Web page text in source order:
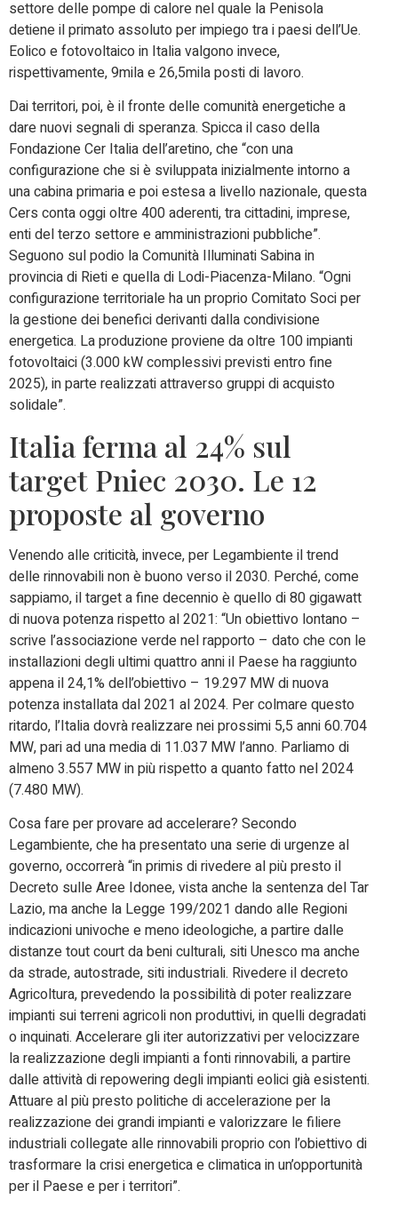
settore delle pompe di calore nel quale la Penisola
detiene il primato assoluto per impiego tra i paesi dell’Ue.
Eolico e fotovoltaico in Italia valgono invece,
rispettivamente, 9mila e 26,5mila posti di lavoro.
Dai territori, poi, è il fronte delle comunità energetiche a
dare nuovi segnali di speranza. Spicca il caso della
Fondazione Cer Italia dell’aretino, che “con una
configurazione che si è sviluppata inizialmente intorno a
una cabina primaria e poi estesa a livello nazionale, questa
Cers conta oggi oltre 400 aderenti, tra cittadini, imprese,
enti del terzo settore e amministrazioni pubbliche”.
Seguono sul podio la Comunità Illuminati Sabina in
provincia di Rieti e quella di Lodi-Piacenza-Milano. “Ogni
configurazione territoriale ha un proprio Comitato Soci per
la gestione dei benefici derivanti dalla condivisione
energetica. La produzione proviene da oltre 100 impianti
fotovoltaici (3.000 kW complessivi previsti entro fine
2025), in parte realizzati attraverso gruppi di acquisto
solidale”.
Italia ferma al 24% sul
target Pniec 2030. Le 12
proposte al governo
Venendo alle criticità, invece, per Legambiente il trend
delle rinnovabili non è buono verso il 2030. Perché, come
sappiamo, il target a fine decennio è quello di 80 gigawatt
di nuova potenza rispetto al 2021: “Un obiettivo lontano –
scrive l’associazione verde nel rapporto – dato che con le
installazioni degli ultimi quattro anni il Paese ha raggiunto
appena il 24,1% dell’obiettivo – 19.297 MW di nuova
potenza installata dal 2021 al 2024. Per colmare questo
ritardo, l’Italia dovrà realizzare nei prossimi 5,5 anni 60.704
MW, pari ad una media di 11.037 MW l’anno. Parliamo di
almeno 3.557 MW in più rispetto a quanto fatto nel 2024
(7.480 MW).
Cosa fare per provare ad accelerare? Secondo
Legambiente, che ha presentato una serie di urgenze al
governo, occorrerà “in primis di rivedere al più presto il
Decreto sulle Aree Idonee, vista anche la sentenza del Tar
Lazio, ma anche la Legge 199/2021 dando alle Regioni
indicazioni univoche e meno ideologiche, a partire dalle
distanze tout court da beni culturali, siti Unesco ma anche
da strade, autostrade, siti industriali. Rivedere il decreto
Agricoltura, prevedendo la possibilità di poter realizzare
impianti sui terreni agricoli non produttivi, in quelli degradati
o inquinati. Accelerare gli iter autorizzativi per velocizzare
la realizzazione degli impianti a fonti rinnovabili, a partire
dalle attività di repowering degli impianti eolici già esistenti.
Attuare al più presto politiche di accelerazione per la
realizzazione dei grandi impianti e valorizzare le filiere
industriali collegate alle rinnovabili proprio con l’obiettivo di
trasformare la crisi energetica e climatica in un’opportunità
per il Paese e per i territori”.